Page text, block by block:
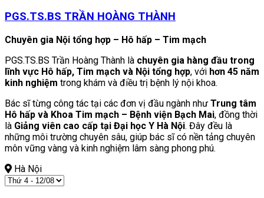
PGS.TS.BS TRẦN HOÀNG THÀNH
Chuyên gia Nội tổng hợp – Hô hấp – Tim mạch
PGS.TS.BS Trần Hoàng Thành là chuyên gia hàng đầu trong
lĩnh vực Hô hấp, Tim mạch và Nội tổng hợp, với hơn 45 năm
kinh nghiệm trong khám và điều trị bệnh lý nội khoa.
Bác sĩ từng công tác tại các đơn vị đầu ngành như Trung tâm
Hô hấp và Khoa Tim mạch – Bệnh viện Bạch Mai, đồng thời
là Giảng viên cao cấp tại Đại học Y Hà Nội. Đây đều là
những môi trường chuyên sâu, giúp bác sĩ có nền tảng chuyên
môn vững vàng và kinh nghiệm lâm sàng phong phú.
Hà Nội